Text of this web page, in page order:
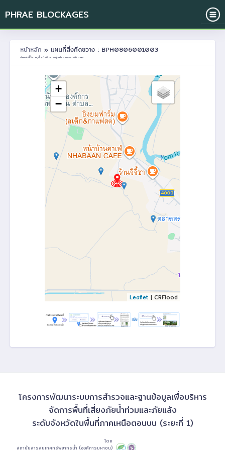
PHRAE BLOCKAGES
หน้าหลัก » แผนที่สิ่งกีดขวาง : BPH0806001003
ตำแหน่งที่ตั้ง : หมู่ที่ 1 บ้านริมยม ต.ทุ่งแค้ว อ.หนองม่วงไข่ จ.แพร่
+
−
Leaflet | CRFlood
โครงการพัฒนาระบบการสำรวจและฐานข้อมูลเพื่อบริหาร
จัดการพื้นที่เสี่ยงภัยน้ำท่วมและภัยแล้ง
ระดับจังหวัดในพื้นที่ภาคเหนือตอนบน (ระยะที่ 1)
โดย
สถาบันสารสนเทศทรัพยากรน้ำ (องค์การมหาชน)